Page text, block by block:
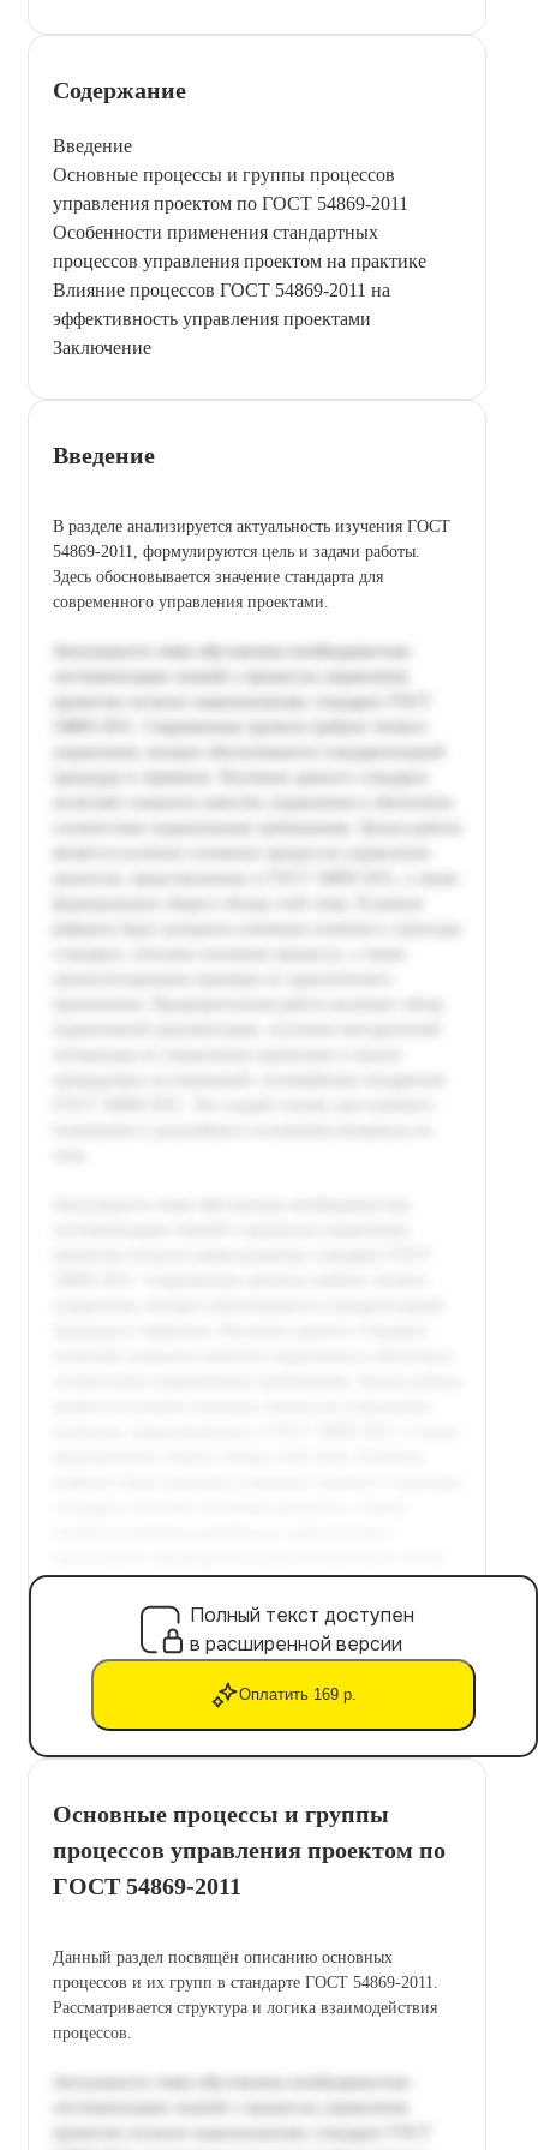
Содержание
Введение
Основные процессы и группы процессов
управления проектом по ГОСТ 54869-2011
Особенности применения стандартных
процессов управления проектом на практике
Влияние процессов ГОСТ 54869-2011 на
эффективность управления проектами
Заключение
Введение
В разделе анализируется актуальность изучения ГОСТ
54869-2011, формулируются цель и задачи работы.
Здесь обосновывается значение стандарта для
современного управления проектами.
Полный текст доступен
в расширенной версии
Оплатить 169 р.
Основные процессы и группы
процессов управления проектом по
ГОСТ 54869-2011
Данный раздел посвящён описанию основных
процессов и их групп в стандарте ГОСТ 54869-2011.
Рассматривается структура и логика взаимодействия
процессов.